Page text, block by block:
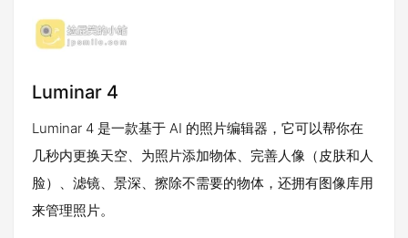
Luminar 4
Luminar 4 是一款基于 AI 的照片编辑器，它可以帮你在
几秒内更换天空、为照片添加物体、完善人像（皮肤和人
脸）、滤镜、景深、擦除不需要的物体，还拥有图像库用
来管理照片。